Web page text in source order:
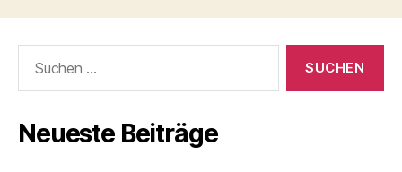
nach:
Neueste Beiträge